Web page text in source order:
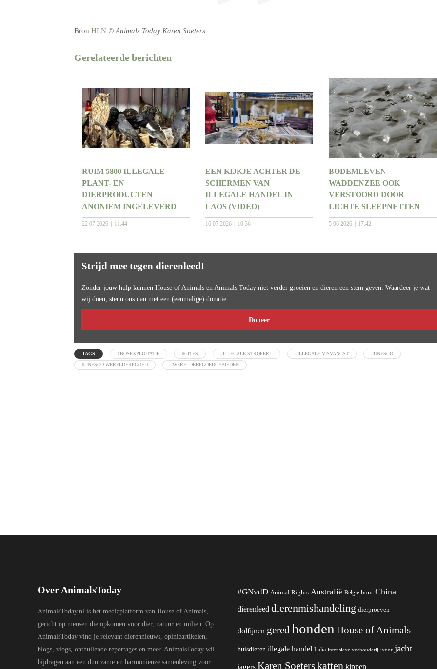
Bron HLN © Animals Today Karen Soeters
Gerelateerde berichten
RUIM 5800 ILLEGALE
PLANT- EN
DIERPRODUCTEN
ANONIEM INGELEVERD
22 07 2026 11:44
EEN KIJKJE ACHTER DE
SCHERMEN VAN
ILLEGALE HANDEL IN
LAOS (VIDEO)
16 07 2026 10:36
BODEMLEVEN
WADDENZEE OOK
VERSTOORD DOOR
LICHTE SLEEPNETTEN
5 06 2026 17:42
Strijd mee tegen dierenleed!
Zonder jouw hulp kunnen House of Animals en Animals Today niet verder groeien en dieren een stem geven. Waardeer je wat
wij doen, steun ons dan met een (eenmalige) donatie.
Doneer
TAGS #BOSEXPLOITATIE #CITES #ILLEGALE STROPERIJ #ILLEGALE VISVANGST #UNESCO
#UNESCO WERELDERFGOED #WERELDERFGOEDGEBIEDEN
Over AnimalsToday
AnimalsToday.nl is het mediaplatform van House of Animals,
gericht op mensen die opkomen voor dier, natuur en milieu. Op
AnimalsToday vind je relevant dierennieuws, opinieartikelen,
blogs, vlogs, onthullende reportages en meer. AnimalsToday wil
bijdragen aan een duurzame en harmonieuze samenleving voor
#GNvdD Animal Rights Australië België bont China
dierenleed dierenmishandeling dierproeven
dolfijnen gered honden House of Animals
huisdieren illegale handel India intensieve veehouderij ivoor jacht
jagers Karen Soeterskatten kippen